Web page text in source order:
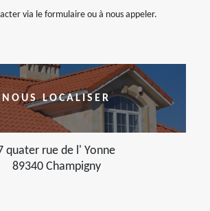
via le formulaire ou à nous appeler.
NOUS LOCALISER
quater rue de l' Yonne
89340 Champigny